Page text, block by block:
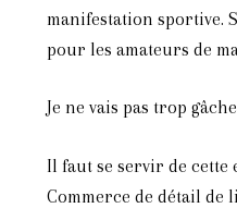
manifestation sportive.
pour les amateurs de
Je ne vais pas trop
Il faut se servir de
Commerce de détail de